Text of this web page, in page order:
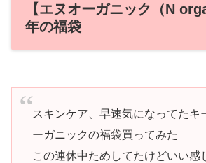
【エヌオーガニック（N
年の福袋
スキンケア、早速気になってたキ
ーガニックの福袋買ってみた
この連休中ためしてたけどいい感